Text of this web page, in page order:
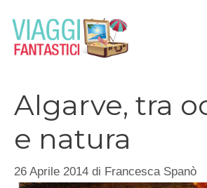
contenuto
Algarve, tra
e natura
26 Aprile 2014 di Francesca Spanò